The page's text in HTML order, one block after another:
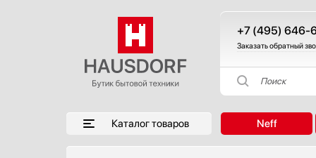
+7 (495) 646-
Заказать обратный
Поиск
Каталог товаров Neff